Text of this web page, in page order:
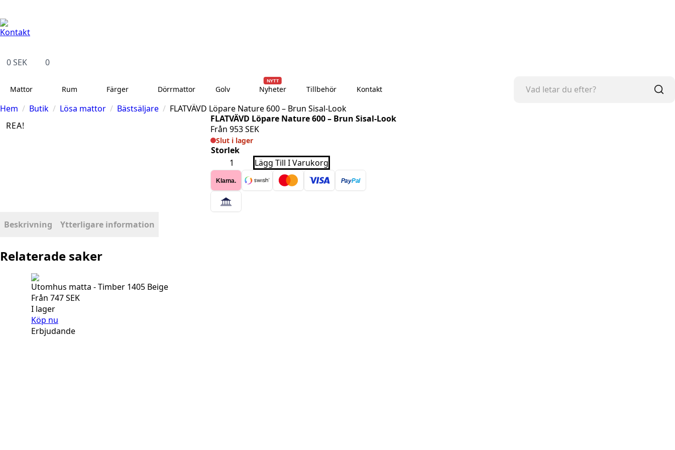
Kontakt
0SEK 0
Mattor Rum Färger Dörrmattor Golv Nyheter
NYTT
Tillbehör Kontakt
Hem Butik Lösa mattor Bästsäljare
FLATVÄVD Löpare Nature 600 – Brun Sisal-Look
REA!
FLATVÄVD Löpare Nature 600 – Brun Sisal-Look
Från 953SEK
Slut i lager
Storlek
FLATVÄVD
Löpare
Nature
600
-
Brun
Sisal-
Look
Lägg Till I Varukorg
Klarna. PayPal
Beskrivning Ytterligare information
Relaterade saker
Utomhus matta - Timber 1405 Beige
Från 747SEK
I lager
Köp nu
Erbjudande